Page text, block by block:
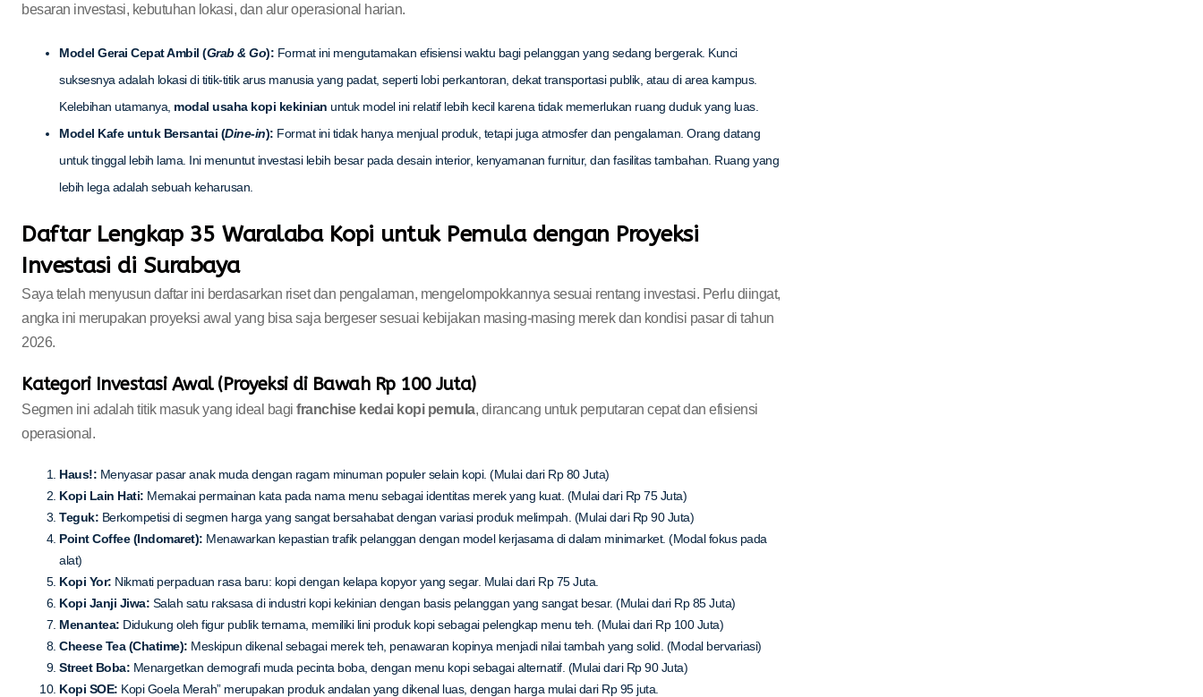
besaran investasi, kebutuhan lokasi, dan alur operasional harian.
Model Gerai Cepat Ambil (Grab & Go): Format ini mengutamakan efisiensi waktu bagi pelanggan yang sedang bergerak. Kunci
suksesnya adalah lokasi di titik-titik arus manusia yang padat, seperti lobi perkantoran, dekat transportasi publik, atau di area kampus.
Kelebihan utamanya, modal usaha kopi kekinian untuk model ini relatif lebih kecil karena tidak memerlukan ruang duduk yang luas.
Model Kafe untuk Bersantai (Dine-in): Format ini tidak hanya menjual produk, tetapi juga atmosfer dan pengalaman. Orang datang
untuk tinggal lebih lama. Ini menuntut investasi lebih besar pada desain interior, kenyamanan furnitur, dan fasilitas tambahan. Ruang yang
lebih lega adalah sebuah keharusan.
Daftar Lengkap 35 Waralaba Kopi untuk Pemula dengan Proyeksi
Investasi di Surabaya
Saya telah menyusun daftar ini berdasarkan riset dan pengalaman, mengelompokkannya sesuai rentang investasi. Perlu diingat,
angka ini merupakan proyeksi awal yang bisa saja bergeser sesuai kebijakan masing-masing merek dan kondisi pasar di tahun
2026.
Kategori Investasi Awal (Proyeksi di Bawah Rp 100 Juta)
Segmen ini adalah titik masuk yang ideal bagi franchise kedai kopi pemula, dirancang untuk perputaran cepat dan efisiensi
operasional.
Haus!: Menyasar pasar anak muda dengan ragam minuman populer selain kopi. (Mulai dari Rp 80 Juta)
Kopi Lain Hati: Memakai permainan kata pada nama menu sebagai identitas merek yang kuat. (Mulai dari Rp 75 Juta)
Teguk: Berkompetisi di segmen harga yang sangat bersahabat dengan variasi produk melimpah. (Mulai dari Rp 90 Juta)
Point Coffee (Indomaret): Menawarkan kepastian trafik pelanggan dengan model kerjasama di dalam minimarket. (Modal fokus pada
alat)
Kopi Yor: Nikmati perpaduan rasa baru: kopi dengan kelapa kopyor yang segar. Mulai dari Rp 75 Juta.
Kopi Janji Jiwa: Salah satu raksasa di industri kopi kekinian dengan basis pelanggan yang sangat besar. (Mulai dari Rp 85 Juta)
Menantea: Didukung oleh figur publik ternama, memiliki lini produk kopi sebagai pelengkap menu teh. (Mulai dari Rp 100 Juta)
Cheese Tea (Chatime): Meskipun dikenal sebagai merek teh, penawaran kopinya menjadi nilai tambah yang solid. (Modal bervariasi)
Street Boba: Menargetkan demografi muda pecinta boba, dengan menu kopi sebagai alternatif. (Mulai dari Rp 90 Juta)
Kopi SOE: Kopi Goela Merah” merupakan produk andalan yang dikenal luas, dengan harga mulai dari Rp 95 juta.